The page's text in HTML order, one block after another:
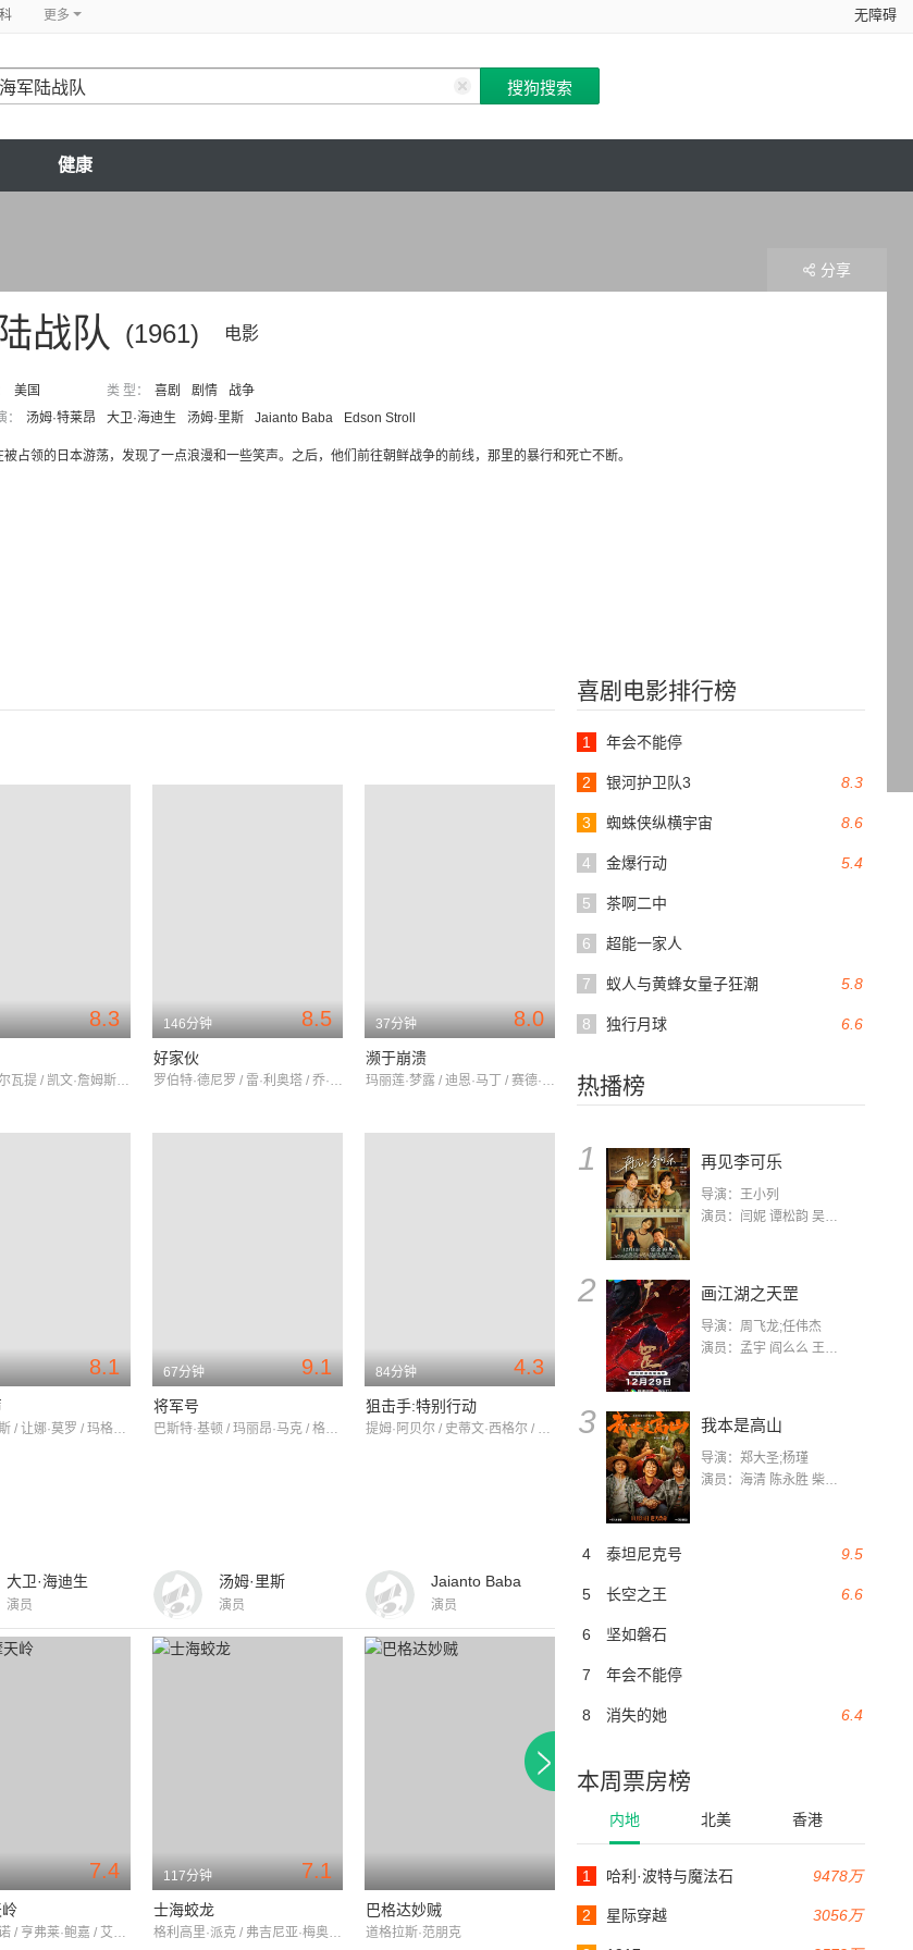
更多 无障碍
健康
(1961) 电影
战队
美国 类 型： 喜剧 剧情
战争
： 汤姆·特莱昂 大卫·海迪生 汤姆·里斯 Jaianto Baba Edson Stroll
占领的日本游荡，发现了一点浪漫和一些笑声。之后，他们前往朝鲜战争的前线，那里的暴行和死亡不断。
分享
喜剧电影排行榜
1 年会不能停
8.3
2 银河护卫队3
8.6
3 蜘蛛侠纵横宇宙
5.4
4 金爆行动
5 茶啊二中
6 超能一家人
5.8
7 蚁人与黄蜂女量子狂潮
6.6
8 独行月球
热播榜
1 再见李可乐
导演：王小列
演员：闫妮 谭松韵 吴京 蒋龙 赵小棠 冯雷 李虎城 平安 小七 小可乐
2 画江湖之天罡
导演：周飞龙;任伟杰
演员：孟宇 阎么么 王凯 郭政建 阎萌萌 杨默 高枫 齐斯伽 刘芊含 马程
3 我本是高山
导演：郑大圣;杨瑾
演员：海清 陈永胜 柴烨 王玥婷 万国鹏 美朵达瓦 赵瑞婷 罗解艳 郭莉娜 潘家艳
9.5
4 泰坦尼克号
6.6
5 长空之王
6 坚如磐石
7 年会不能停
6.4
8 消失的她
本周票房榜
内地 北美 香港
9478万
1 哈利·波特与魔法石
3056万
2 星际穿越
8.3
雅各布·萨尔瓦提 / 凯文·詹姆斯 / 迈克尔·拉帕波特
8.5
146分钟
好家伙
罗伯特·德尼罗 / 雷·利奥塔 / 乔·佩西
8.0
37分钟
濒于崩溃
玛丽莲·梦露 / 迪恩·马丁 / 赛德·查里斯
8.1
奥逊·威尔斯 / 让娜·莫罗 / 玛格丽特·鲁斯福德
9.1
67分钟
将军号
巴斯特·基顿 / 玛丽昂·马克 / 格伦·卡文德
4.3
84分钟
狙击手:特别行动
提姆·阿贝尔 / 史蒂文·西格尔 / 夏洛林·阿莫亚
大卫·海迪生
演员
汤姆·里斯
演员
Jaianto Baba
演员
7.4
艾达·卢皮诺 / 亨弗莱·鲍嘉 / 艾兰·柯蒂斯
7.1
117分钟
士海蛟龙
格利高里·派克 / 弗吉尼亚·梅奥 / 罗伯特·比提
巴格达妙贼
道格拉斯·范朋克
77分钟
棕色大眼睛
72分钟
压力之下